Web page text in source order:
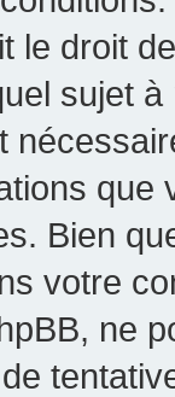
le droit
sujet
Bien
votre
ne